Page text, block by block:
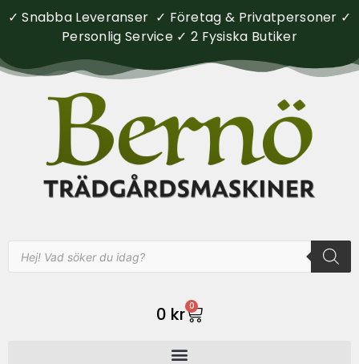
✓ Snabba Leveranser ✓ Företag & Privatpersoner ✓
Personlig Service ✓ 2 Fysiska Butiker
0 kr 0